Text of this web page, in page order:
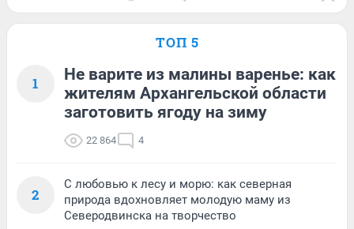
ТОП 5
1
Не варите из малины варенье: как
жителям Архангельской области
заготовить ягоду на зиму
22 864 4
2
С любовью к лесу и морю: как северная
природа вдохновляет молодую маму из
Северодвинска на творчество